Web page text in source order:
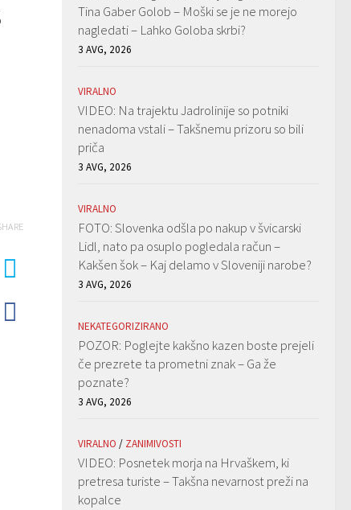
Tina Gaber Golob – Moški se je ne morejo
nagledati – Lahko Goloba skrbi?
3 AVG, 2026
VIRALNO
VIDEO: Na trajektu Jadrolinije so potniki
nenadoma vstali – Takšnemu prizoru so bili
priča
3 AVG, 2026
VIRALNO
FOTO: Slovenka odšla po nakup v švicarski
Lidl, nato pa osuplo pogledala račun –
Kakšen šok – Kaj delamo v Sloveniji narobe?
3 AVG, 2026
NEKATEGORIZIRANO
POZOR: Poglejte kakšno kazen boste prejeli
če prezrete ta prometni znak – Ga že
poznate?
3 AVG, 2026
VIRALNO / ZANIMIVOSTI
VIDEO: Posnetek morja na Hrvaškem, ki
pretresa turiste – Takšna nevarnost preži na
kopalce